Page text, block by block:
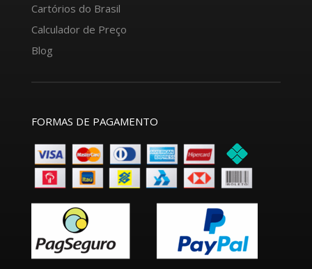
Cartórios do Brasil
Calculador de Preço
Blog
FORMAS DE PAGAMENTO